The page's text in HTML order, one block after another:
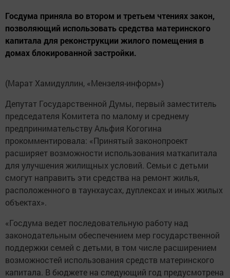
Госдума приняла во втором и третьем чтениях закон,
позволяющий использовать средства материнского
капитала для реконструкции жилого помещения в
домах блокированной застройки.
(Марат Хамидуллин, «Мензеля-информ»)
Депутат Государственной Думы, первый заместитель
председателя Комитета по малому и среднему
предпринимательству Альфия Когогина
прокомментировала: «Принятый законопроект
расширяет возможности использования маткапитала
для улучшения жилищных условий. Семьи с детьми
смогут направить эти средства на ремонт жилья,
расположенного в таунхаусах, дуплексах и иных жилых
объектах».
«Госдума ведет последовательную работу над
законодательным обеспечением мер государственной
поддержки семей с детьми, в том числе расширением
возможностей использования средств материнского
капитала. В бюджете на следующий год предусмотрена